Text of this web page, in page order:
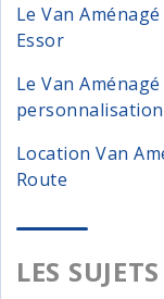
Le Van
Essor
Le Van
personnalisation
Location Van
Route
LES